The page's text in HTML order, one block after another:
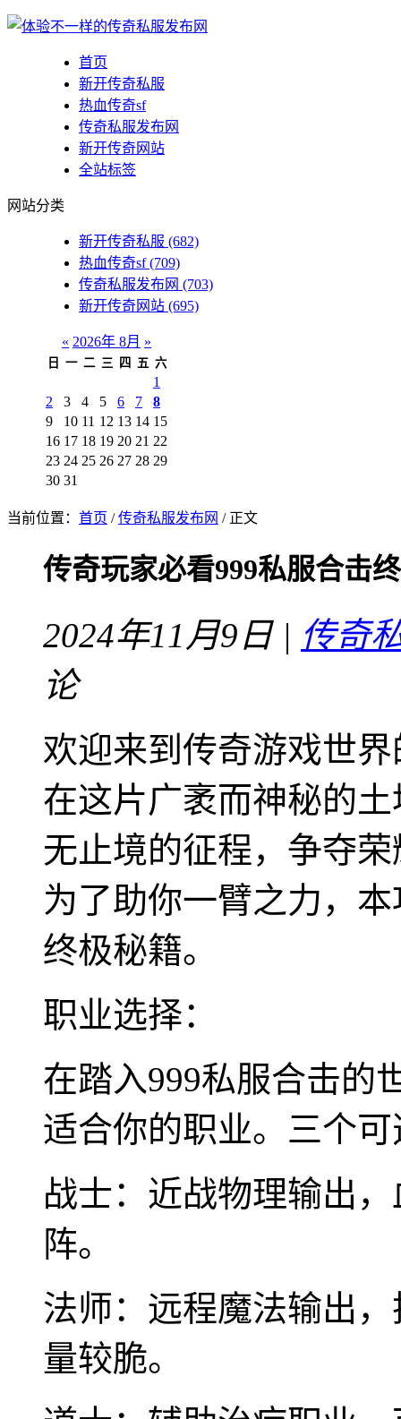
首页
新开传奇私服
热血传奇sf
传奇私服发布网
新开传奇网站
全站标签
网站分类
新开传奇私服 (682)
热血传奇sf(709)
传奇私服发布网 (703)
新开传奇网站 (695)
« 2026年 8月 »
日 一 二 三 四 五 六
1
2
3 4 5 6 7
8
9
10 11 12 13 14 15
16 17 18 19 20 21 22
23 24 25 26 27 28 29
30 31
当前位置： 首页 /传奇私服发布网 / 正文
传奇玩家必看999私服合击
2024年11月9日 | 传奇
论
欢迎来到传奇游戏世
在这片广袤而神秘的
无止境的征程，争夺
为了助你一臂之力，
终极秘籍。
职业选择：
在踏入999私服合击的
适合你的职业。三个
战士：近战物理输出
阵。
法师：远程魔法输出
量较脆。